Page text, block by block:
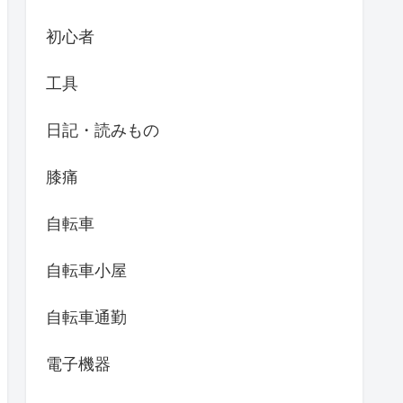
初心者
工具
日記・読みもの
膝痛
自転車
自転車小屋
自転車通勤
電子機器